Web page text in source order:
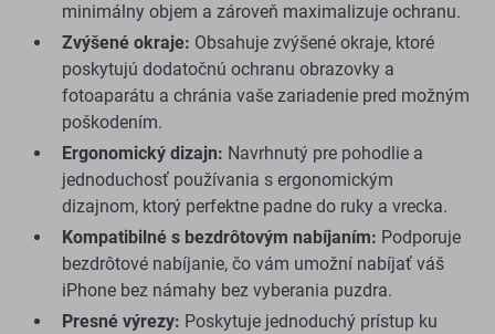
minimálny objem a zároveň maximalizuje ochranu.
Zvýšené okraje: Obsahuje zvýšené okraje, ktoré
poskytujú dodatočnú ochranu obrazovky a
fotoaparátu a chránia vaše zariadenie pred možným
poškodením.
Ergonomický dizajn: Navrhnutý pre pohodlie a
jednoduchosť používania s ergonomickým
dizajnom, ktorý perfektne padne do ruky a vrecka.
Kompatibilné s bezdrôtovým nabíjaním: Podporuje
bezdrôtové nabíjanie, čo vám umožní nabíjať váš
iPhone bez námahy bez vyberania puzdra.
Presné výrezy: Poskytuje jednoduchý prístup ku